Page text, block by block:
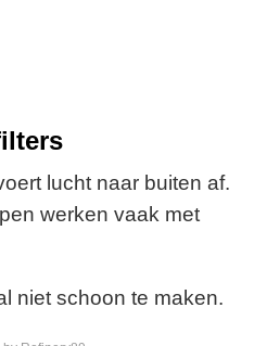
lucht naar buiten af.
werken vaak met
niet schoon te maken.